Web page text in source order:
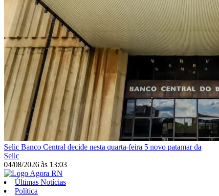
Selic Banco Central decide nesta quarta-feira 5 novo patamar da
Selic
04/08/2026 às 13:03
Últimas Notícias
Política